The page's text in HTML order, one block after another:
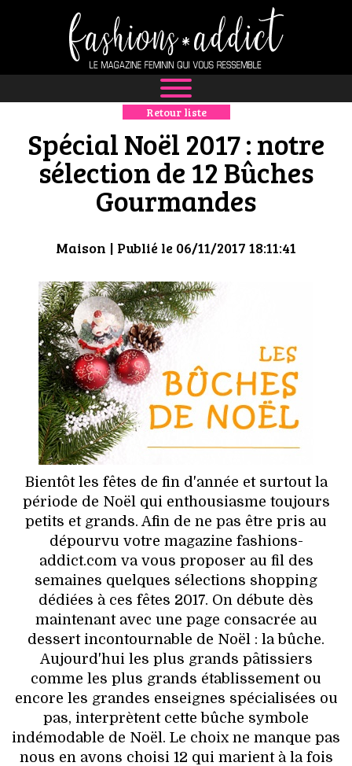
NEWS
MODE
LUXE
DÉFILÉS
BOUTIQUE
CULTURE
HIGH TECH
MAISON
AUTO
LIEUX TENDANCES
BEAUTÉ
MODE DE RUE
JEUNES CRÉATEURS
HISTOIRE DES MARQUES
DÉCO
VOYAGES & LOISIRS
Retour liste
Spécial Noël 2017 : notre
sélection de 12 Bûches
Gourmandes
Maison | Publié le 06/11/2017 18:11:41
Bientôt les fêtes de fin d'année et surtout la
période de Noël qui enthousiasme toujours
petits et grands. Afin de ne pas être pris au
dépourvu votre magazine fashions-
addict.com va vous proposer au fil des
semaines quelques sélections shopping
dédiées à ces fêtes 2017. On débute dès
maintenant avec une page consacrée au
dessert incontournable de Noël : la bûche.
Aujourd'hui les plus grands pâtissiers
comme les plus grands établissement ou
encore les grandes enseignes spécialisées ou
pas, interprètent cette bûche symbole
indémodable de Noël. Le choix ne manque pas
nous en avons choisi 12 qui marient à la fois